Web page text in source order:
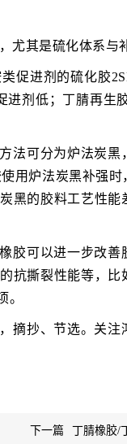
尤其是硫化体系与
促进剂的硫化胶
剂低；丁腈再生
法可分为炉法炭
用炉法炭黑补强
黑的胶料工艺性
胶可以进一步改
抗撕裂性能等，
。
摘抄、节选。关
下一篇 丁腈橡胶/